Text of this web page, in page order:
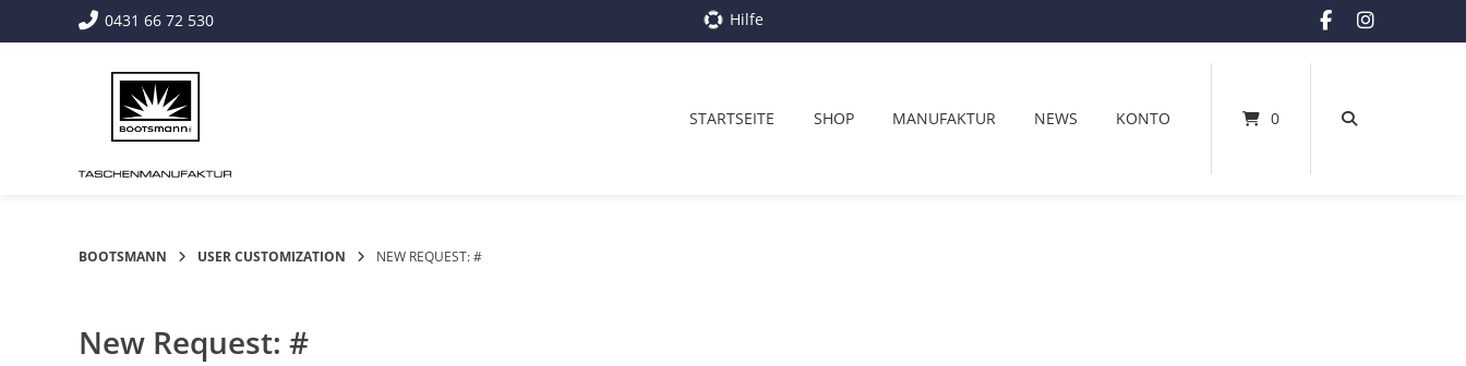
zum
0431 66 72 530 Hilfe
STARTSEITE SHOP MANUFAKTUR NEWS KONTO 0
BOOTSMANN USER CUSTOMIZATION NEW REQUEST: #
New Request: #